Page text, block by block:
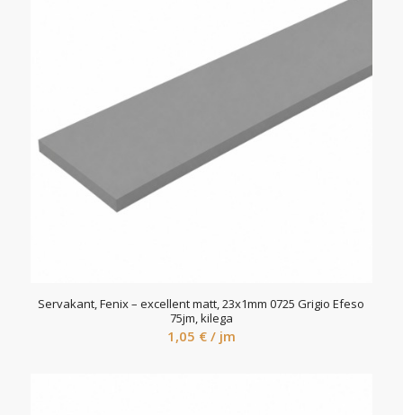
Servakant, Fenix – excellent matt, 23x1mm 0725 Grigio Efeso
75jm, kilega
1,05 € / jm